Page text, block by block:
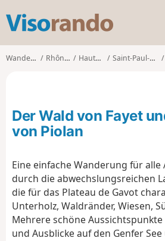
s
o
o
Wanderungen Rhône-Alpes Haute-Savoie Saint-Paul-en-Chablais
Der Wald von Fayet
von Piolan
Eine einfache Wanderung für
durch die abwechslungsreichen
die für das Plateau de Gavot
Unterholz, Waldränder, Wiesen,
Mehrere schöne
und Ausblicke auf den Genfer See